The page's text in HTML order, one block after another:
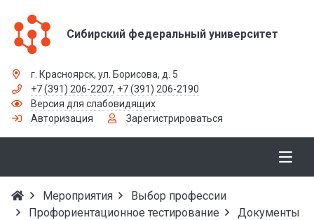
Сибирский федеральный университет
г. Красноярск, ул. Борисова, д. 5
+7 (391) 206-2207, +7 (391) 206-2190
Версия для слабовидящих
Авторизация
Зарегистрироваться
Мероприятия
Выбор профессии
Профориентационное тестирование
Документы